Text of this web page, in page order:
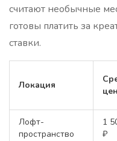
считают необычные
готовы платить за
ставки.
Локация
Лофт-
пространство
1
₽